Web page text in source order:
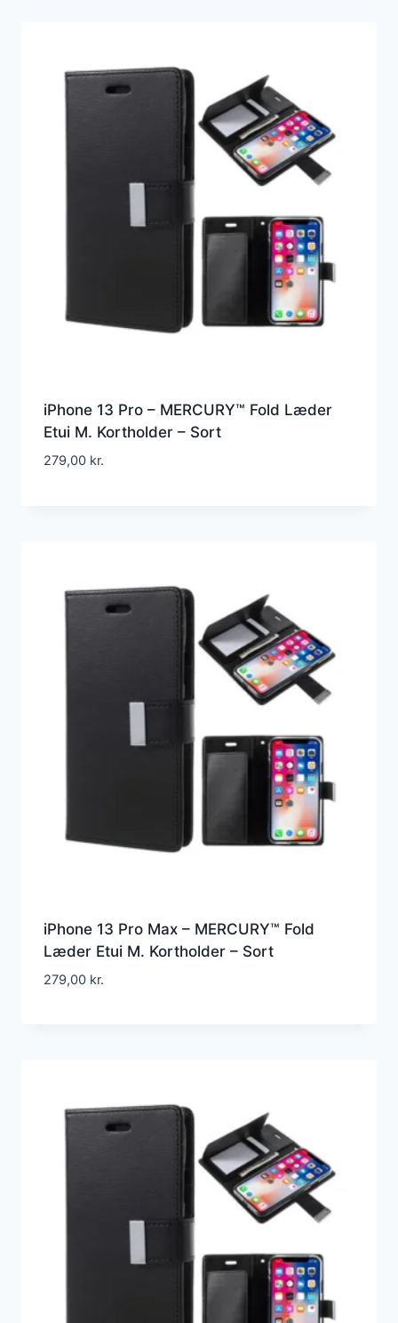
iPhone 13 Pro – MERCURY™ Fold Læder
Etui M. Kortholder – Sort
279,00 kr.
iPhone 13 Pro Max – MERCURY™ Fold
Læder Etui M. Kortholder – Sort
279,00 kr.